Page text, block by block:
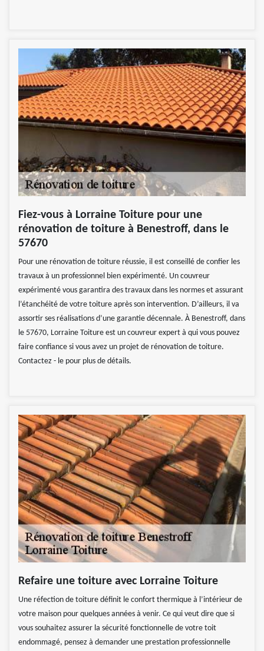
Fiez-vous à Lorraine Toiture pour une
rénovation de toiture à Benestroff, dans le
57670
Pour une rénovation de toiture réussie, il est conseillé de confier les
travaux à un professionnel bien expérimenté. Un couvreur
expérimenté vous garantira des travaux dans les normes et assurant
l’étanchéité de votre toiture après son intervention. D’ailleurs, il va
assortir ses réalisations d’une garantie décennale. À Benestroff, dans
le 57670, Lorraine Toiture est un couvreur expert à qui vous pouvez
faire confiance si vous avez un projet de rénovation de toiture.
Contactez - le pour plus de détails.
Refaire une toiture avec Lorraine Toiture
Une réfection de toiture définit le confort thermique à l’intérieur de
votre maison pour quelques années à venir. Ce qui veut dire que si
vous souhaitez assurer la sécurité fonctionnelle de votre toit
endommagé, pensez à demander une prestation professionnelle